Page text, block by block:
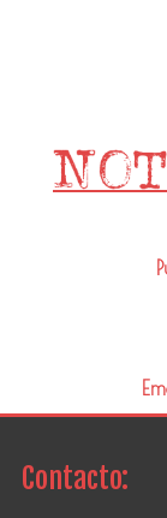
Contacto: